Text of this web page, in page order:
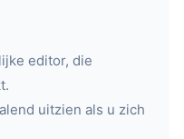
editor, die
uitzien als u zich